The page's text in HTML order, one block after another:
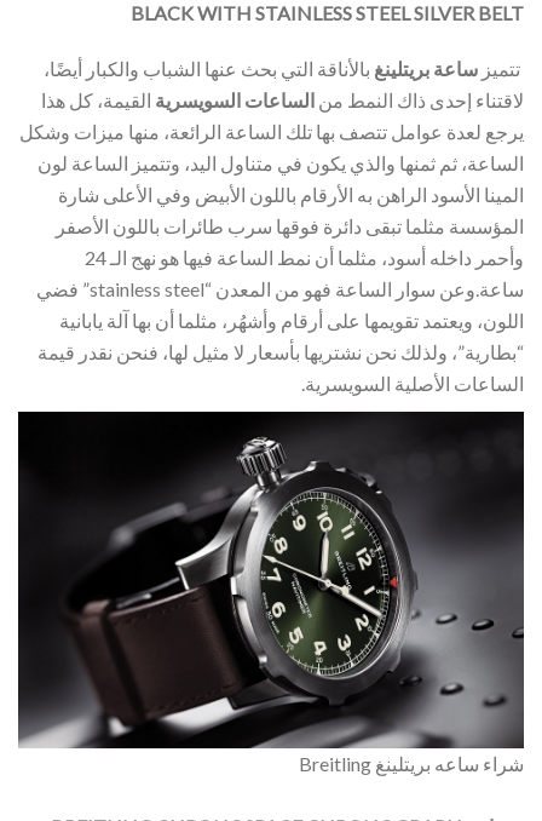
BLACK WITH STAINLESS STEEL SILVER BELT
تتميز ساعة بريتلينغ بالأناقة التي بحث عنها الشباب والكبار أيضًا،
لاقتناء إحدى ذاك النمط من الساعات السويسرية القيمة، كل هذا
يرجع لعدة عوامل تتصف بها تلك الساعة الرائعة، منها ميزات وشكل
الساعة، ثم ثمنها والذي يكون في متناول اليد، وتتميز الساعة لون
المينا الأسود الراهن به الأرقام باللون الأبيض وفي الأعلى شارة
المؤسسة مثلما تبقى دائرة فوقها سرب طائرات باللون الأصفر
وأحمر داخله أسود، مثلما أن نمط الساعة فيها هو نهج الـ 24
ساعة.وعن سوار الساعة فهو من المعدن “stainless steel” فضي
اللون، ويعتمد تقويمها على أرقام وأشهُر، مثلما أن بها آلة يابانية
“بطارية”، ولذلك نحن نشتريها بأسعار لا مثيل لها، فنحن نقدر قيمة
الساعات الأصلية السويسرية.
شراء ساعه بريتلينغ Breitling